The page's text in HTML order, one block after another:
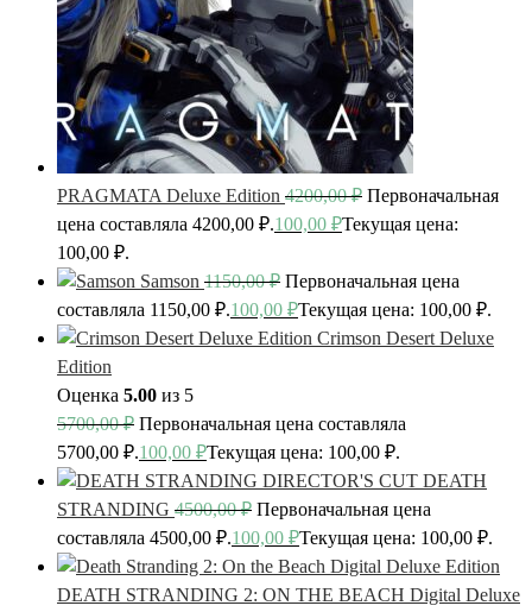
PRAGMATA Deluxe Edition 4200,00₽ Первоначальная
цена составляла 4200,00 ₽.100,00 ₽Текущая цена:
100,00 ₽.
Samson 1150,00₽ Первоначальная цена
составляла 1150,00 ₽.100,00 ₽Текущая цена: 100,00 ₽.
Crimson Desert Deluxe
Edition
Оценка 5.00 из 5
5700,00₽ Первоначальная цена составляла
5700,00 ₽.100,00 ₽Текущая цена: 100,00 ₽.
DEATH
STRANDING 4500,00₽ Первоначальная цена
составляла 4500,00 ₽.100,00 ₽Текущая цена: 100,00 ₽.
DEATH STRANDING 2: ON THE BEACH Digital Deluxe